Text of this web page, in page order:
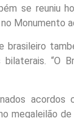
se reuniu
Monumento
brasileiro
“O
acordos
megaleilão